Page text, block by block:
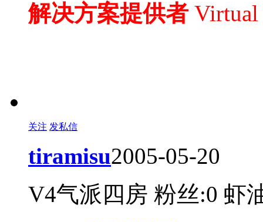
解决方案提供者
关注 发私信
tiramisu2005-05-20
V4气派四房 粉丝:0 虾